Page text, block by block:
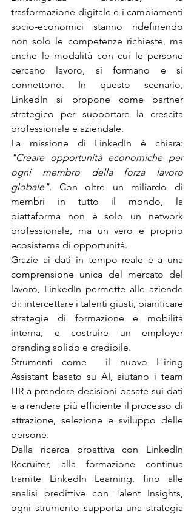
trasformazione digitale e i cambiamenti
socio-economici stanno ridefinendo
non solo le competenze richieste, ma
anche le modalità con cui le persone
cercano lavoro, si formano e si
connettono. In questo scenario,
LinkedIn si propone come partner
strategico per supportare la crescita
professionale e aziendale.
"Creare opportunità economiche per
ogni membro della forza lavoro
globale". Con oltre un miliardo di
membri in tutto il mondo, la
piattaforma non è solo un network
professionale, ma un vero e proprio
ecosistema di opportunità.
Grazie ai dati in tempo reale e a una
comprensione unica del mercato del
lavoro, LinkedIn permette alle aziende
di: intercettare i talenti giusti, pianificare
strategie di formazione e mobilità
interna, e costruire un employer
branding solido e credibile.
Strumenti come  il nuovo Hiring
Assistant basato su AI, aiutano i team
HR a prendere decisioni basate sui dati
e a rendere più efficiente il processo di
attrazione, selezione e sviluppo delle
persone.
Dalla ricerca proattiva con LinkedIn
Recruiter, alla formazione continua
tramite LinkedIn Learning, fino alle
analisi predittive con Talent Insights,
ogni strumento supporta una strategia